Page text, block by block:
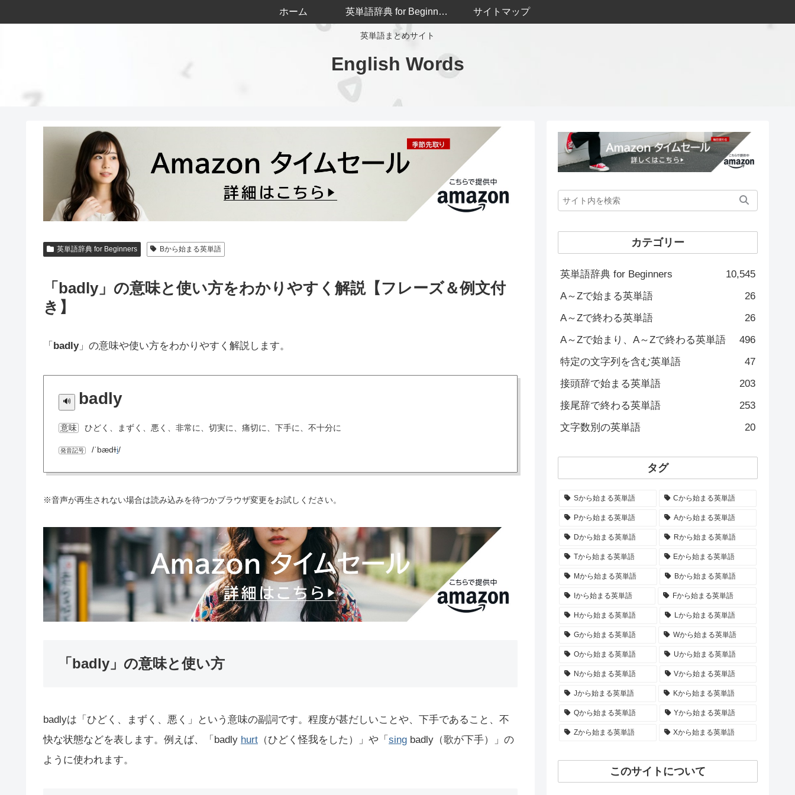
英単語まとめサイト
English Words
ホーム 英単語辞典 for Beginners サイトマップ
英単語辞典 for Beginners Bから始まる英単語
「badly」の意味と使い方をわかりやすく解説【フレーズ＆例文付
き】
「 badly」の意味や使い方をわかりやすく解説します。
badly
意味 ひどく、まずく、悪く、非常に、切実に、痛切に、下手に、不十分に
発音記号 /ˈbædɫi/
※音声が再生されない場合は読み込みを待つかブラウザ変更をお試しください。
「badly」の意味と使い方
badlyは「ひどく、まずく、悪く」という意味の副詞です。程度が甚だしいことや、下手であること、不
快な状態などを表します。例えば、「badly hurt （ひどく怪我をした）」や「 sing badly（歌が下手）」の
ように使われます。
カテゴリー
英単語辞典 for Beginners
10,545
A～Zで始まる英単語
26
A～Zで終わる英単語
26
A～Zで始まり、A～Zで終わる英単語
496
特定の文字列を含む英単語
47
接頭辞で始まる英単語
203
接尾辞で終わる英単語
253
文字数別の英単語
20
タグ
Sから始まる英単語 Cから始まる英単語
Pから始まる英単語 Aから始まる英単語
Dから始まる英単語 Rから始まる英単語
Tから始まる英単語 Eから始まる英単語
Mから始まる英単語 Bから始まる英単語
Iから始まる英単語 Fから始まる英単語
Hから始まる英単語 Lから始まる英単語
Gから始まる英単語 Wから始まる英単語
Oから始まる英単語 Uから始まる英単語
Nから始まる英単語 Vから始まる英単語
Jから始まる英単語 Kから始まる英単語
Qから始まる英単語 Yから始まる英単語
Zから始まる英単語 Xから始まる英単語
このサイトについて